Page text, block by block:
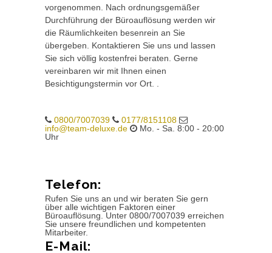
vorgenommen. Nach ordnungsgemäßer
Durchführung der Büroauflösung werden wir
die Räumlichkeiten besenrein an Sie
übergeben. Kontaktieren Sie uns und lassen
Sie sich völlig kostenfrei beraten. Gerne
vereinbaren wir mit Ihnen einen
Besichtigungstermin vor Ort. .
0800/7007039
0177/8151108
info@team-deluxe.de
Mo. - Sa. 8:00 - 20:00
Uhr
Telefon:
Rufen Sie uns an und wir beraten Sie gern
über alle wichtigen Faktoren einer
Büroauflösung. Unter 0800/7007039 erreichen
Sie unsere freundlichen und kompetenten
Mitarbeiter.
E-Mail: